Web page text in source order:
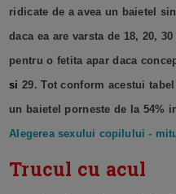
ridicate de a avea un baietel
daca ea are varsta de 18, 20, 30
pentru o fetita apar daca
si 29. Tot conform acestui
un baietel porneste de la 54%
Alegerea sexului copilului -
Trucul cu acul